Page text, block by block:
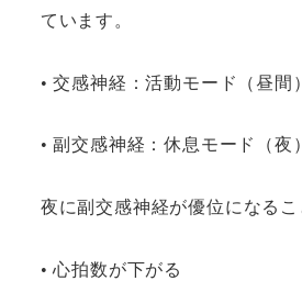
ています。
• 交感神経：活動モード（昼間）
• 副交感神経：休息モード（夜）
夜に副交感神経が優位になるこ
• 心拍数が下がる